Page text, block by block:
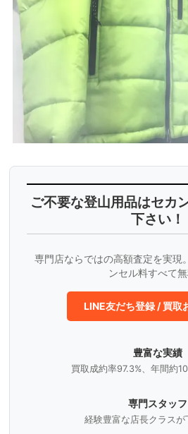
ご不要な登山用品はセカ
下さい！
専門店ならではの高額査定を実現
ンセル料すべて無
LINE友だち登録 / 買取
豊富な実績
買取成約率97.3%、年間約
専門スタッフ
経験豊富な店長クラスが